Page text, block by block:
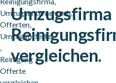
Umzugsfirma
vergleichen.